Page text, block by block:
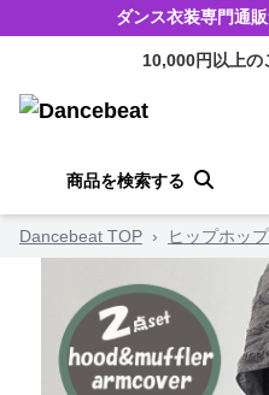
ダンス衣装専門通
10,000円以上の
商品を検索する
Dancebeat TOP › ヒップホッ